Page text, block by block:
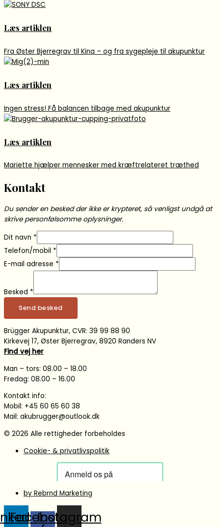
Læs artiklen
Fra Øster Bjerregrav til Kina – og fra sygepleje til akupunktur
Læs artiklen
Ingen stress! Få balancen tilbage med akupunktur
Læs artiklen
Mariette hjælper mennesker med kræftrelateret træthed
Kontakt
Du sender en besked der ikke er krypteret, så venligst undgå at
skrive personfølsomme oplysninger.
Dit navn *
Telefon/mobil *
E-mail adresse *
Besked *
Send besked
Brügger Akupunktur, CVR: 39 99 88 90
Kirkevej 17, Øster Bjerregrav, 8920 Randers NV
Find vej her
Man – tors: 08.00 – 18.00
Fredag: 08.00 – 16.00
Kontakt info:
Mobil: +45 60 65 60 38
Mail: akubrugger@outlook.dk
© 2026 Alle rettigheder forbeholdes
Cookie- & privatlivspolitik
by Rebrnd Marketing
Facebook-
Instagram